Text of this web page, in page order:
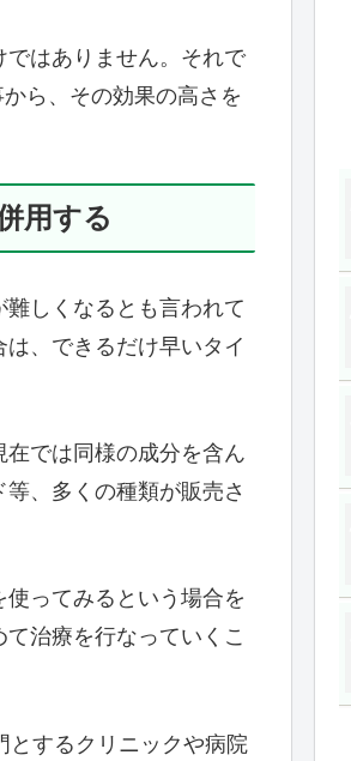
はありません。それで
ら、その効果の高さを
用する
しくなるとも言われて
、できるだけ早いタイ
では同様の成分を含ん
、多くの種類が販売さ
ってみるという場合を
治療を行なっていくこ
とするクリニックや病院